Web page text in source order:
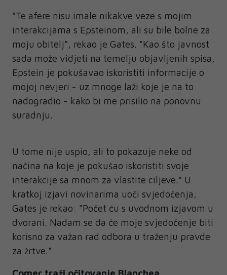
"Te afere nisu imale nikakve veze s mojim
interakcijama s Epsteinom, ali su bile bolne za
moju obitelj", rekao je Gates. "Kao što javnost
sada može vidjeti na temelju objavljenih spisa,
Epstein je pokušavao iskoristiti informacije o
mojoj nevjeri - uz mnoge laži koje je na to
nadogradio - kako bi me prisilio na ponovnu
suradnju.
U tome nije uspio, ali to pokazuje neke od
načina na koje je pokušao iskoristiti svoje
interakcije sa mnom za vlastite ciljeve." U
kratkoj izjavi novinarima uoči svjedočenja,
Gates je rekao: "Počet ću s uvodnom izjavom u
dvorani. Nadam se da će moje svjedočenje biti
korisno za važan rad odbora u traženju pravde
za žrtve."